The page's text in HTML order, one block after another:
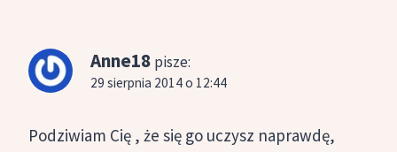
Anne18 pisze:
29 sierpnia 2014 o 12:44
Podziwiam Cię , że się go uczysz naprawdę,